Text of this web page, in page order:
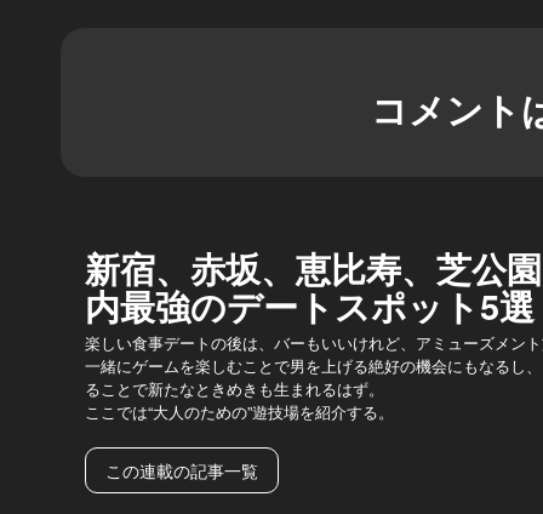
コメント
新宿、赤坂、恵比寿、芝公
内最強のデートスポット5選
楽しい食事デートの後は、バーもいいけれど、アミューズメン
一緒にゲームを楽しむことで男を上げる絶好の機会にもなるし
ることで新たなときめきも生まれるはず。
ここでは“大人のための”遊技場を紹介する。
この連載の記事一覧